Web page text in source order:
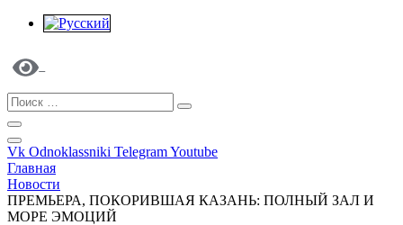
Vk Odnoklassniki TelegramYoutube
Главная
Новости
ПРЕМЬЕРА, ПОКОРИВШАЯ КАЗАНЬ: ПОЛНЫЙ ЗАЛ И
МОРЕ ЭМОЦИЙ